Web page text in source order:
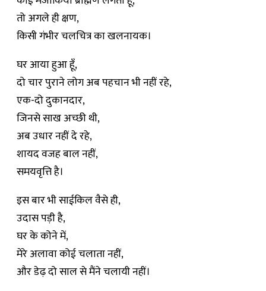
तो अगले ही क्षण,
किसी गंभीर चलचित्र का खलनायक।
घर आया हुआ हूँ,
दो चार पुराने लोग अब पहचान भी नहीं रहे,
एक-दो दुकानदार,
जिनसे साख अच्छी थी,
अब उधार नहीं दे रहे,
शायद वजह बाल नहीं,
समयवृत्ति है।
इस बार भी साईकिल वैसे ही,
उदास पड़ी है,
घर के कोने में,
मेरे अलावा कोई चलाता नहीं,
और डेढ़ दो साल से मैंने चलायी नहीं।